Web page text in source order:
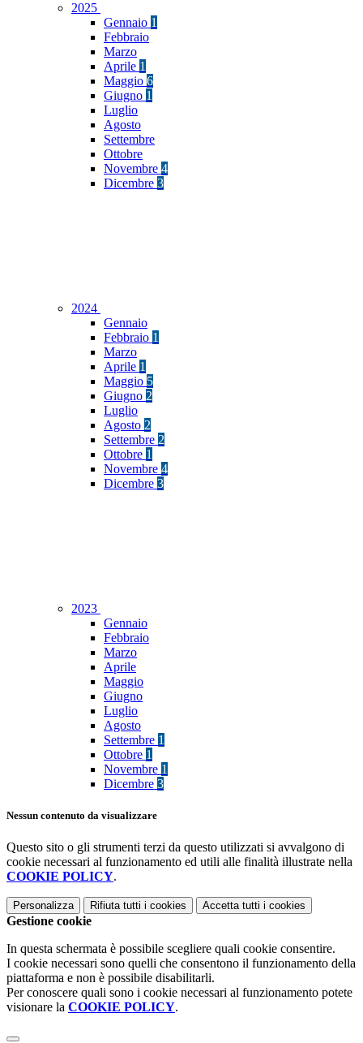
2025
Gennaio 1
Febbraio
Marzo
Aprile 1
Maggio 6
Giugno 1
Luglio
Agosto
Settembre
Ottobre
Novembre 4
Dicembre 3
2024
Gennaio
Febbraio 1
Marzo
Aprile 1
Maggio 5
Giugno 2
Luglio
Agosto 2
Settembre 2
Ottobre 1
Novembre 4
Dicembre 3
2023
Gennaio
Febbraio
Marzo
Aprile
Maggio
Giugno
Luglio
Agosto
Settembre 1
Ottobre 1
Novembre 1
Dicembre 3
Nessun contenuto da visualizzare
Questo sito o gli strumenti terzi da questo utilizzati si avvalgono di
cookie necessari al funzionamento ed utili alle finalità illustrate nella
COOKIE POLICY.
Personalizza Rifiuta tutti i cookies Accetta tutti i cookies
Gestione cookie
In questa schermata è possibile scegliere quali cookie consentire.
I cookie necessari sono quelli che consentono il funzionamento della
piattaforma e non è possibile disabilitarli.
Per conoscere quali sono i cookie necessari al funzionamento potete
visionare la COOKIE POLICY.